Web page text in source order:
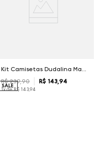
Kit Camisetas Dudalina Masculina
R$ 239,90 R$ 143,94
1x deR$ 143,94
SALE